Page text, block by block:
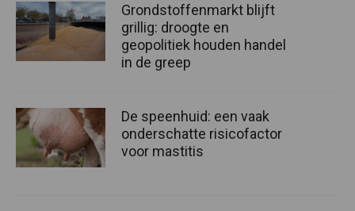
Grondstoffenmarkt blijft
grillig: droogte en
geopolitiek houden handel
in de greep
De speenhuid: een vaak
onderschatte risicofactor
voor mastitis